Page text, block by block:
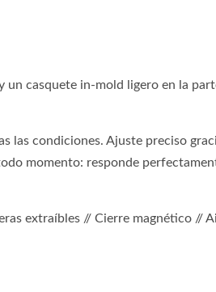
casquete in-mold ligero en la
las condiciones. Ajuste preciso
momento: responde
extraíbles // Cierre magnético //